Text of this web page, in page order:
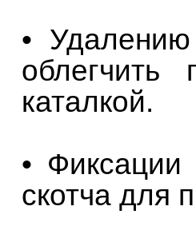
•
облегчить
каталкой.
•
скотча для